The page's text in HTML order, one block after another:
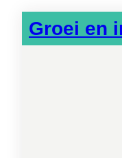
Groei en